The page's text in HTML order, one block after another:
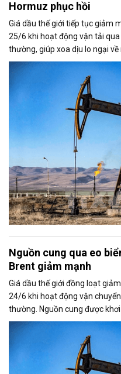
Hormuz phục hồi
Giá dầu thế giới tiếp tục giảm
25/6 khi hoạt động vận tải
thường, giúp xoa dịu lo ngại
lượng toàn cầu.
Nguồn cung qua eo
Brent giảm mạnh
Giá dầu thế giới đồng loạt
24/6 khi hoạt động vận
thường. Nguồn cung được
hụt dầu từ Trung Đông, kéo
trong nhiều tháng.